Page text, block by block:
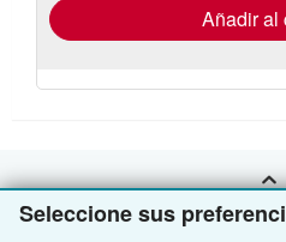
Seleccione sus
envío
Añadir al
VOLVER